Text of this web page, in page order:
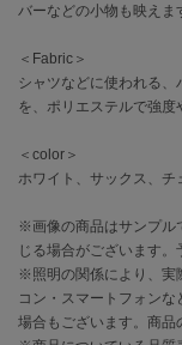
DANSKIN
ダンスキン
EIMY ISTOIRE
エイミー イストワール
emmi
エミ
emmi atelier
エミ アトリエ
バーなどの小物も映えま
＜Fabric＞
シャツなどに使われる
を、ポリエステルで強度
＜color＞
ホワイト、サックス、チ
※画像の商品はサンプル
じる場合がございます。
※照明の関係により、実
コン・スマートフォン
場合もございます。商品